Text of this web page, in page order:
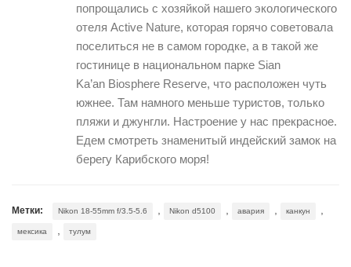
попрощались с хозяйкой нашего экологического
отеля Active Nature, которая горячо советовала
поселиться не в самом городке, а в такой же
гостинице в национальном парке Sian
Ka’an Biosphere Reserve, что расположен чуть
южнее. Там намного меньше туристов, только
пляжи и джунгли. Настроение у нас прекрасное.
Едем смотреть знаменитый индейский замок на
берегу Карибского моря!
Метки: Nikon 18-55mm f/3.5-5.6 Nikon d5100 авария канкун
мексика тулум